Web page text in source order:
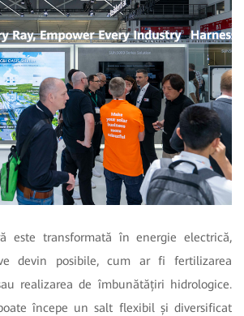
este transformată în energie electrică,
devin posibile, cum ar fi fertilizarea
realizarea de îmbunătățiri hidrologice.
începe un salt flexibil și diversificat